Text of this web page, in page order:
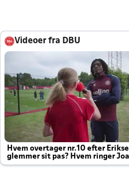
Videoer fra DBU
Hvem overtager nr.10 efter
glemmer sit pas? Hvem ringer
altid til efter kampe?